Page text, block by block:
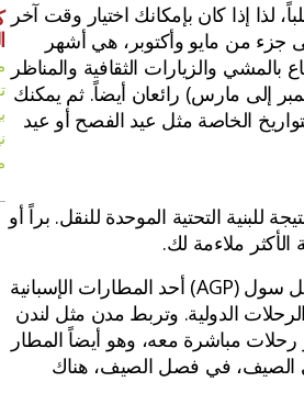
إذا كان بإمكانك اختيار وقت آخر
جزء من مايو وأكتوبر، هي أشهر
والزيارات الثقافية والمناظر
إلى مارس) رائعان أيضاً. ثم يمكنك
الخاصة مثل عيد الفصح أو عيد
التحتية الموحدة للنقل. براً أو
ملاءمة لك.
يُعدّ مطار ملقة-كوستا ديل سول (AGP) أحد المطارات الإسبانية
الدولية. وتربط مدن مثل لندن
مباشرة معه، وهو أيضاً المطار
الصيف، في فصل الصيف، هناك